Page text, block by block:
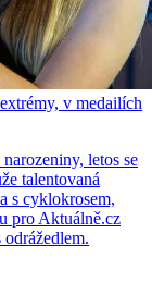
v medailích
letos se
talentovaná
s cyklokrosem,
pro Aktuálně.cz